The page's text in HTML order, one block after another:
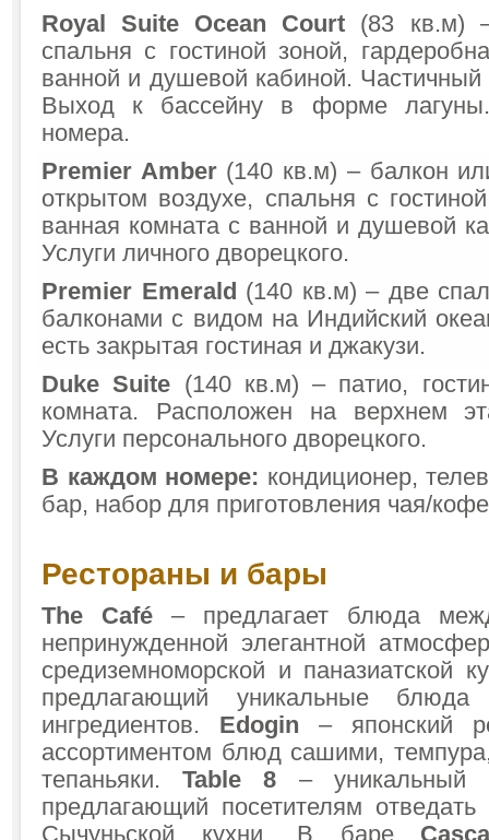
Royal Suite Ocean Court (83 кв.м)
спальня с гостиной зоной,
ванной и душевой кабиной.
Выход к бассейну в форме
номера.
Premier Amber(140 кв.м) – балкон
открытом воздухе, спальня с
ванная комната с ванной и душевой
Услуги личного дворецкого.
Premier Emerald (140 кв.м) – две
балконами с видом на Индийский
есть закрытая гостиная и джакузи.
Duke Suite (140 кв.м) – патио,
комната. Расположен на верхнем
Услуги персонального дворецкого.
В каждом номере: кондиционер,
бар, набор для приготовления чая/
Рестораны и бары
The Café – предлагает блюда
непринужденной элегантной
средиземноморской и паназиатской
предлагающий уникальные
ингредиентов. Edogin – японский
ассортиментом блюд сашими,
тепаньяки.Table 8 – уникальный
предлагающий посетителям
Сычуньской кухни. В баре